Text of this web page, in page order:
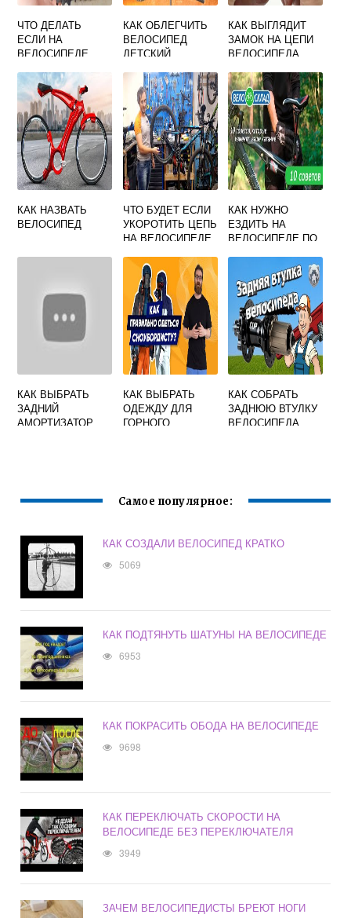
ЧТО ДЕЛАТЬ
ЕСЛИ НА
ВЕЛОСИПЕДЕ
Я ПЕДАЛИ А
КОЛЕСО НЕ
КРУТИТСЯ
КАК ОБЛЕГЧИТЬ
ВЕЛОСИПЕД
ДЕТСКИЙ
КАК ВЫГЛЯДИТ
ЗАМОК НА ЦЕПИ
ВЕЛОСИПЕДА
КАК НАЗВАТЬ
ВЕЛОСИПЕД
ЧТО БУДЕТ ЕСЛИ
УКОРОТИТЬ ЦЕПЬ
НА ВЕЛОСИПЕДЕ
КАК НУЖНО
ЕЗДИТЬ НА
ВЕЛОСИПЕДЕ ПО
КАК ВЫБРАТЬ
ЗАДНИЙ
АМОРТИЗАТОР
КАК ВЫБРАТЬ
ОДЕЖДУ ДЛЯ
ГОРНОГО
КАК СОБРАТЬ
ЗАДНЮЮ ВТУЛКУ
ВЕЛОСИПЕДА
Самое популярное:
КАК СОЗДАЛИ ВЕЛОСИПЕД КРАТКО
5069
КАК ПОДТЯНУТЬ ШАТУНЫ НА ВЕЛОСИПЕДЕ
6953
КАК ПОКРАСИТЬ ОБОДА НА ВЕЛОСИПЕДЕ
9698
КАК ПЕРЕКЛЮЧАТЬ СКОРОСТИ НА
ВЕЛОСИПЕДЕ БЕЗ ПЕРЕКЛЮЧАТЕЛЯ
3949
ЗАЧЕМ ВЕЛОСИПЕДИСТЫ БРЕЮТ НОГИ